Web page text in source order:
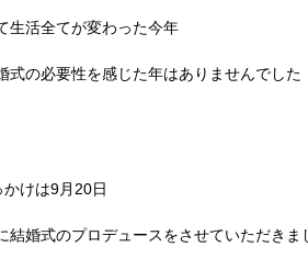
生活全てが変わった今年
式の必要性を感じた年はありませんでした
かけは9月20日
結婚式のプロデュースをさせていただきま